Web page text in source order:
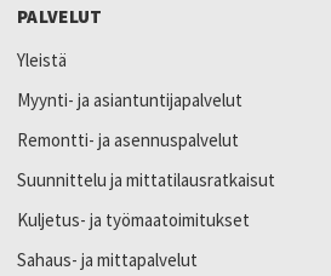
PALVELUT
Yleistä
Myynti- ja asiantuntijapalvelut
Remontti- ja asennuspalvelut
Suunnittelu ja mittatilausratkaisut
Kuljetus- ja työmaatoimitukset
Sahaus- ja mittapalvelut